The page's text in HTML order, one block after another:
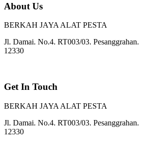
About Us
BERKAH JAYA ALAT PESTA
Jl. Damai. No.4. RT003/03. Pesanggrahan.
12330
Get In Touch
BERKAH JAYA ALAT PESTA
Jl. Damai. No.4. RT003/03. Pesanggrahan.
12330